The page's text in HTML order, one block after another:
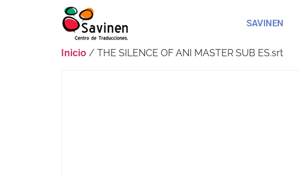
SAVINEN
Inicio / THE SILENCE OF ANI MASTER SUB ES.srt